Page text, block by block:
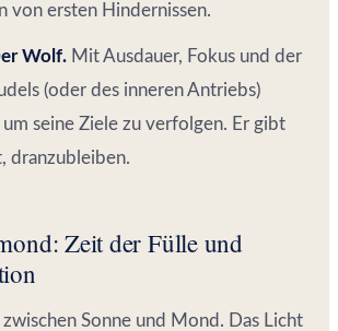
von ersten Hindernissen.
Wolf. Mit Ausdauer, Fokus und der
(oder des inneren Antriebs)
seine Ziele zu verfolgen. Er gibt
dranzubleiben.
Zeit der Fülle und
Sonne und Mond. Das Licht